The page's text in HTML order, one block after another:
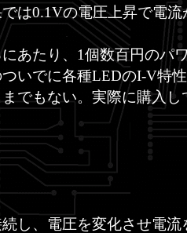
は0.1Vの電圧上昇で電流
たり、1個数百円のパ
いでに各種LEDのI-V特
までもない。実際に購入
し、電圧を変化させ電